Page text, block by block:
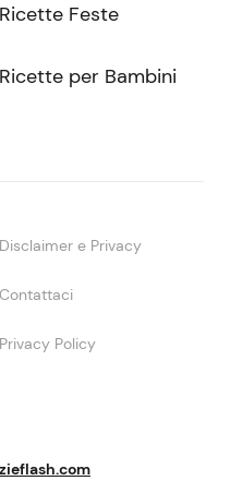
Ricette Feste
Ricette per Bambini
Disclaimer e Privacy
Contattaci
Privacy Policy